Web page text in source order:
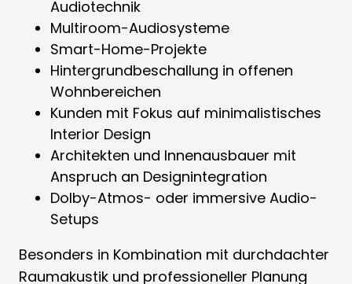
Audiotechnik
Multiroom-Audiosysteme
Smart-Home-Projekte
Hintergrundbeschallung in offenen
Wohnbereichen
Kunden mit Fokus auf minimalistisches
Interior Design
Architekten und Innenausbauer mit
Anspruch an Designintegration
Dolby-Atmos- oder immersive Audio-
Setups
Besonders in Kombination mit durchdachter
Raumakustik und professioneller Planung